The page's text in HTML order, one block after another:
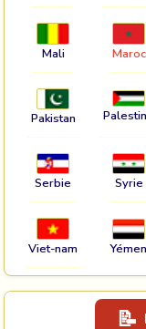
Mali Maroc
Pakistan
Serbie Syrie
Viet-nam Yémen